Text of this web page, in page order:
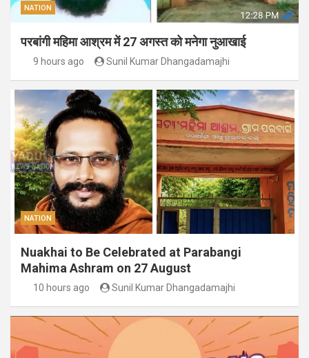
NATION
परबांगी महिमा आश्रम में 27 अगस्त को मनेगा नुआखाई
9 hours ago Sunil Kumar Dhangadamajhi
NATION
Nuakhai to Be Celebrated at Parabangi
Mahima Ashram on 27 August
10 hours ago Sunil Kumar Dhangadamajhi